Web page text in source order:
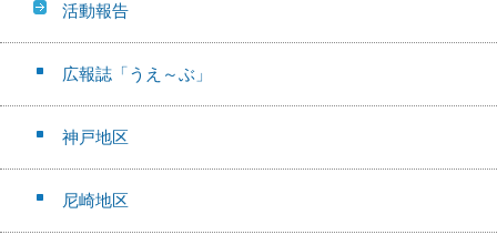
活動報告
広報誌「うえ～ぶ」
神戸地区
尼崎地区